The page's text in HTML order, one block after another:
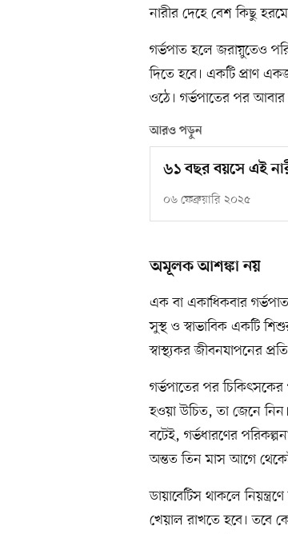
নারীর দেহে বেশ কিছু
গর্ভপাত হলে জরায়ুতেও
দিতে হবে। একটি প্রাণ
ওঠে। গর্ভপাতের পর আবার
আরও পড়ুন
৬১ বছর বয়সে এই
০৬ ফেব্রুয়ারি ২০২৫
অমূলক আশঙ্কা নয়
এক বা একাধিকবার
সুস্থ ও স্বাভাবিক একটি
স্বাস্থ্যকর জীবনযাপনের
গর্ভপাতের পর
হওয়া উচিত, তা জেনে
বটেই, গর্ভধারণের
অন্তত তিন মাস আগে
ডায়াবেটিস থাকলে
খেয়াল রাখতে হবে। তবে